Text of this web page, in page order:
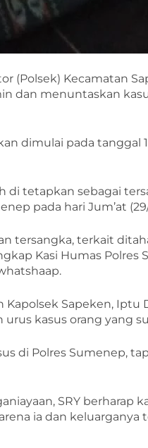
(Polsek) Kecamatan
dan menuntaskan
dimulai pada tanggal
di tetapkan sebagai
pada hari Jum’at
tersangka, terkait
Kasi Humas Polres
Kapolsek Sapeken, Iptu
urus kasus orang yang
di Polres Sumenep,
SRY berharap
ia dan keluarganya